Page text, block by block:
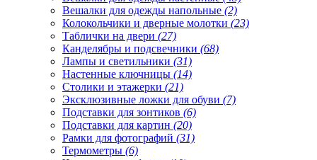
Вешалки для одежды напольные (2)
Колокольчики и дверные молотки (23)
Таблички на двери (27)
Канделябры и подсвечники (68)
Лампы и светильники (31)
Настенные ключницы (14)
Столики и этажерки (21)
Эксклюзивные ложки для обуви (7)
Подставки для зонтиков (6)
Подставки для картин (20)
Рамки для фотографий (31)
Термометры (6)